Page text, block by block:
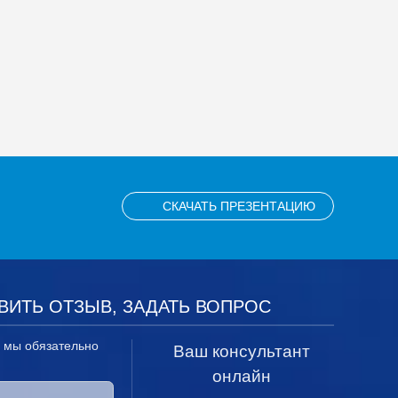
СКАЧАТЬ ПРЕЗЕНТАЦИЮ
ОТЗЫВ, ЗАДАТЬ ВОПРОС
обязательно
Ваш консультант
онлайн